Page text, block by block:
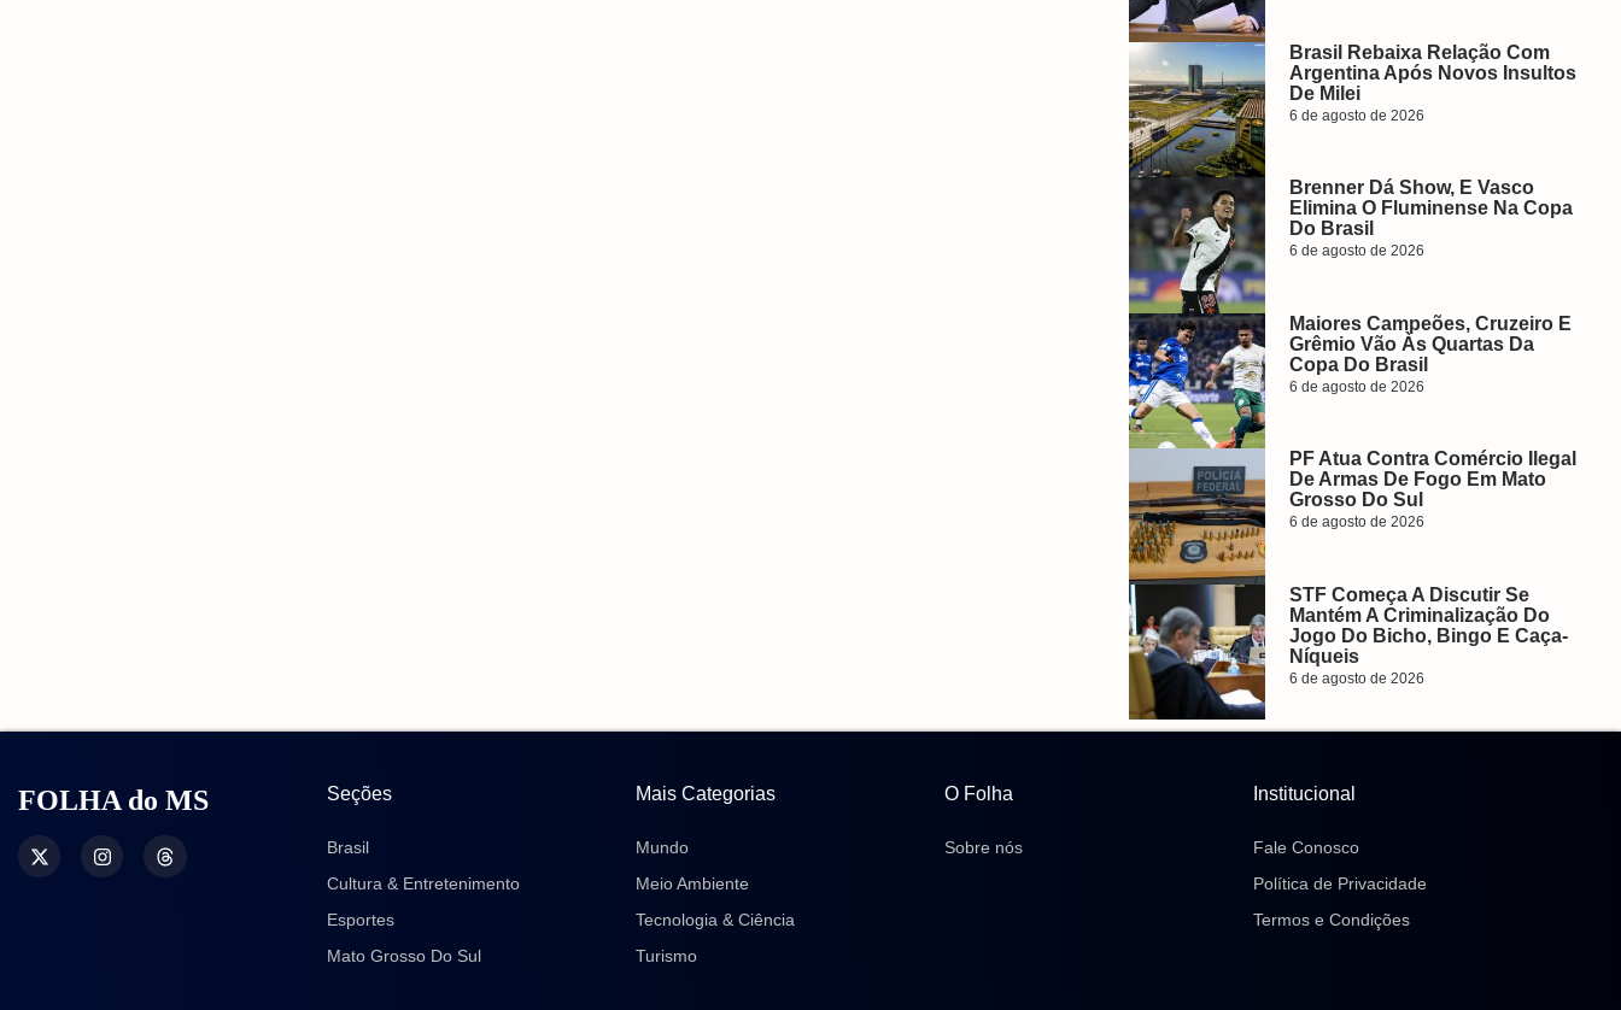
Brasil Rebaixa Relação Com
Argentina Após Novos Insultos
De Milei
6 de agosto de 2026
Brenner Dá Show, E Vasco
Elimina O Fluminense Na Copa
Do Brasil
6 de agosto de 2026
Maiores Campeões, Cruzeiro E
Grêmio Vão Às Quartas Da
Copa Do Brasil
6 de agosto de 2026
PF Atua Contra Comércio Ilegal
De Armas De Fogo Em Mato
Grosso Do Sul
6 de agosto de 2026
STF Começa A Discutir Se
Mantém A Criminalização Do
Jogo Do Bicho, Bingo E Caça-
Níqueis
6 de agosto de 2026
FOLHA do MS Seções
Brasil
Cultura & Entretenimento
Esportes
Mato Grosso Do Sul
Mais Categorias
Mundo
Meio Ambiente
Tecnologia & Ciência
Turismo
O Folha
Sobre nós
Institucional
Fale Conosco
Política de Privacidade
Termos e Condições